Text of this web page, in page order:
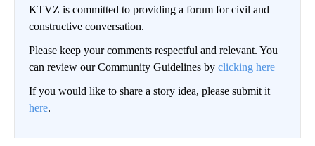
KTVZ is committed to providing a forum for civil and
constructive conversation.
Please keep your comments respectful and relevant. You
can review our Community Guidelines by clicking here
If you would like to share a story idea, please submit it
here.